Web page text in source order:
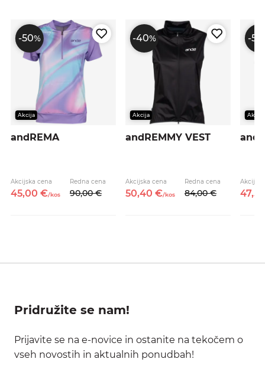
-50%
Akcija
andREMA
Akcijska cena
45,00 €/kos
Redna cena
90,00 €
-40%
Akcija
andREMMY VEST
Akcijska cena
50,40 €/kos
Redna cena
84,00 €
-50
Akcija
47,
Pridružite se nam!
Prijavite se na e-novice in ostanite na tekočem o
vseh novostih in aktualnih ponudbah!